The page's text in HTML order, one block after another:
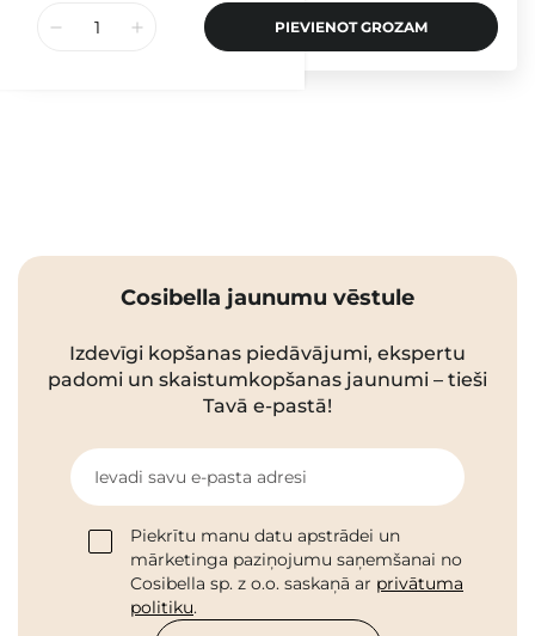
PIEVIENOT GROZAM
Cosibella jaunumu vēstule
Izdevīgi kopšanas piedāvājumi, ekspertu
padomi un skaistumkopšanas jaunumi – tieši
Tavā e-pastā!
Ievadi savu e-pasta adresi
Piekrītu manu datu apstrādei un
mārketinga paziņojumu saņemšanai no
Cosibella sp. z o.o. saskaņā ar privātuma
politiku.